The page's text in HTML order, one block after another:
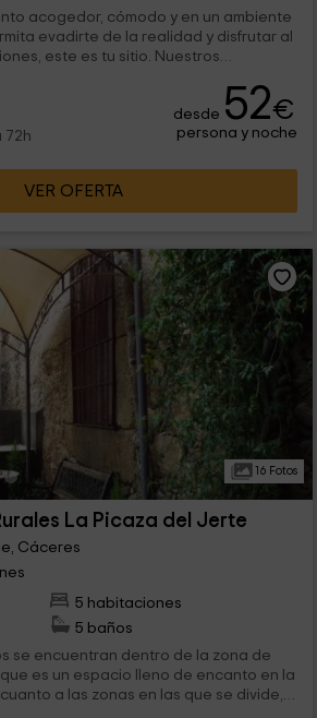
acogedor, cómodo y en un ambiente
evadirte de la realidad y disfrutar al
este es tu sitio. Nuestros
y se caracterizan por su decoración
instalaciones. Te proponemos
a un entorno maravilloso que tiene
a casa renovado y lleno de energía
de la vida diaria. Aprovecha y
72h
desde 52€
persona y noche
VER OFERTA
16 Fotos
La Picaza del Jerte
Cáceres
5 habitaciones
5 baños
se encuentran dentro de la zona de
es un espacio lleno de encanto en la